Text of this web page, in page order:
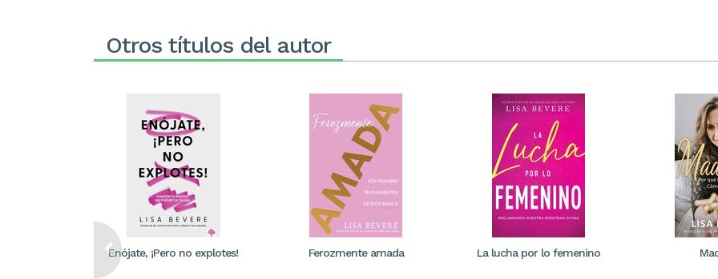
Otros títulos del autor
Enójate, ¡Pero no explotes! Ferozmente amada La lucha por lo femenino